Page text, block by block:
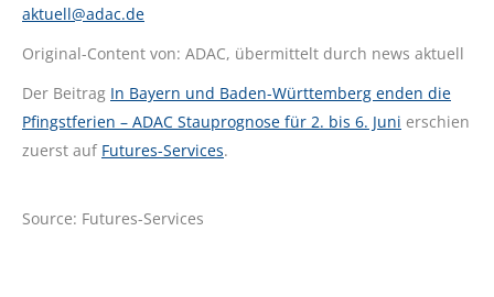
aktuell@adac.de
Original-Content von: ADAC, übermittelt durch news aktuell
Der Beitrag In Bayern und Baden-Württemberg enden die
Pfingstferien – ADAC Stauprognose für 2. bis 6. Juni erschien
zuerst auf Futures-Services.
Source: Futures-Services